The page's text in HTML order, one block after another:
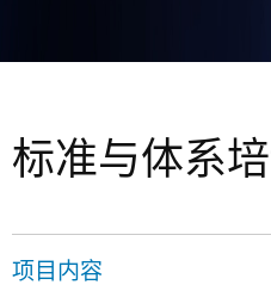
标准与体系培
项目内容